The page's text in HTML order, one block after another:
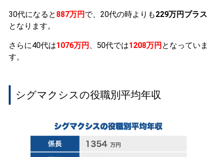
30代になると 887万円 で、20代の時よりも229万円プラス
となります。
さらに40代は1076万円 、50代では1208万円 となっていま
す。
シグマクシスの役職別平均年収